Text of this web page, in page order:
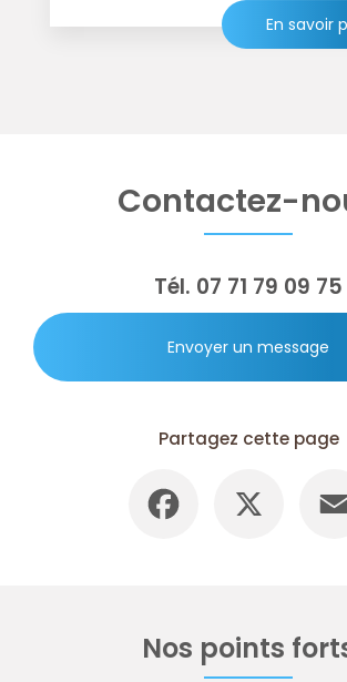
En savoir
Contactez-
Tél. 07 71 79 09 75
Envoyer un message
Partagez cette page
Nos points